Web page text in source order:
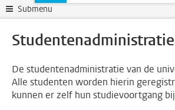
Submenu
De studentenadministratie van de
Alle studenten worden hierin
kunnen er zelf hun studievoortgang